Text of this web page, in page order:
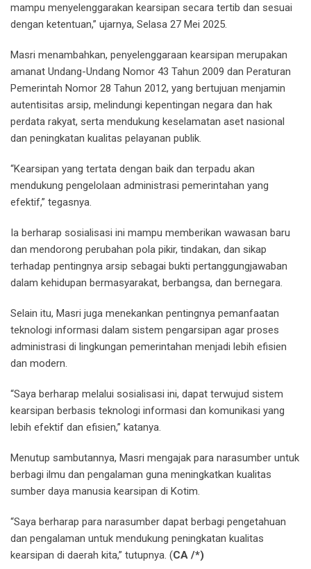
mampu menyelenggarakan kearsipan secara tertib dan sesuai
dengan ketentuan,” ujarnya, Selasa 27 Mei 2025.
Masri menambahkan, penyelenggaraan kearsipan merupakan
amanat Undang-Undang Nomor 43 Tahun 2009 dan Peraturan
Pemerintah Nomor 28 Tahun 2012, yang bertujuan menjamin
autentisitas arsip, melindungi kepentingan negara dan hak
perdata rakyat, serta mendukung keselamatan aset nasional
dan peningkatan kualitas pelayanan publik.
“Kearsipan yang tertata dengan baik dan terpadu akan
mendukung pengelolaan administrasi pemerintahan yang
efektif,” tegasnya.
Ia berharap sosialisasi ini mampu memberikan wawasan baru
dan mendorong perubahan pola pikir, tindakan, dan sikap
terhadap pentingnya arsip sebagai bukti pertanggungjawaban
dalam kehidupan bermasyarakat, berbangsa, dan bernegara.
Selain itu, Masri juga menekankan pentingnya pemanfaatan
teknologi informasi dalam sistem pengarsipan agar proses
administrasi di lingkungan pemerintahan menjadi lebih efisien
dan modern.
“Saya berharap melalui sosialisasi ini, dapat terwujud sistem
kearsipan berbasis teknologi informasi dan komunikasi yang
lebih efektif dan efisien,” katanya.
Menutup sambutannya, Masri mengajak para narasumber untuk
berbagi ilmu dan pengalaman guna meningkatkan kualitas
sumber daya manusia kearsipan di Kotim.
“Saya berharap para narasumber dapat berbagi pengetahuan
dan pengalaman untuk mendukung peningkatan kualitas
kearsipan di daerah kita,” tutupnya. (CA /*)